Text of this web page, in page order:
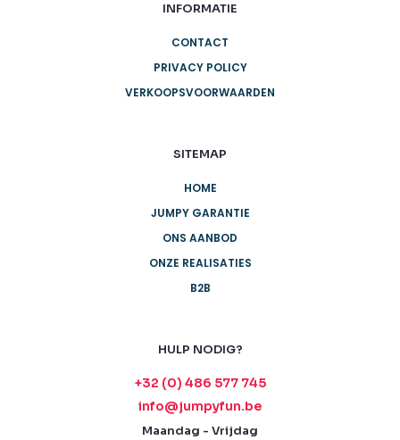
INFORMATIE
CONTACT
PRIVACY POLICY
VERKOOPSVOORWAARDEN
SITEMAP
HOME
JUMPY GARANTIE
ONS AANBOD
ONZE REALISATIES
B2B
HULP NODIG?
+32 (0) 486 577 745
info@jumpyfun.be
Maandag - Vrijdag